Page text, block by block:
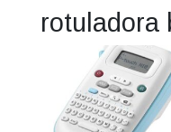
rotuladora